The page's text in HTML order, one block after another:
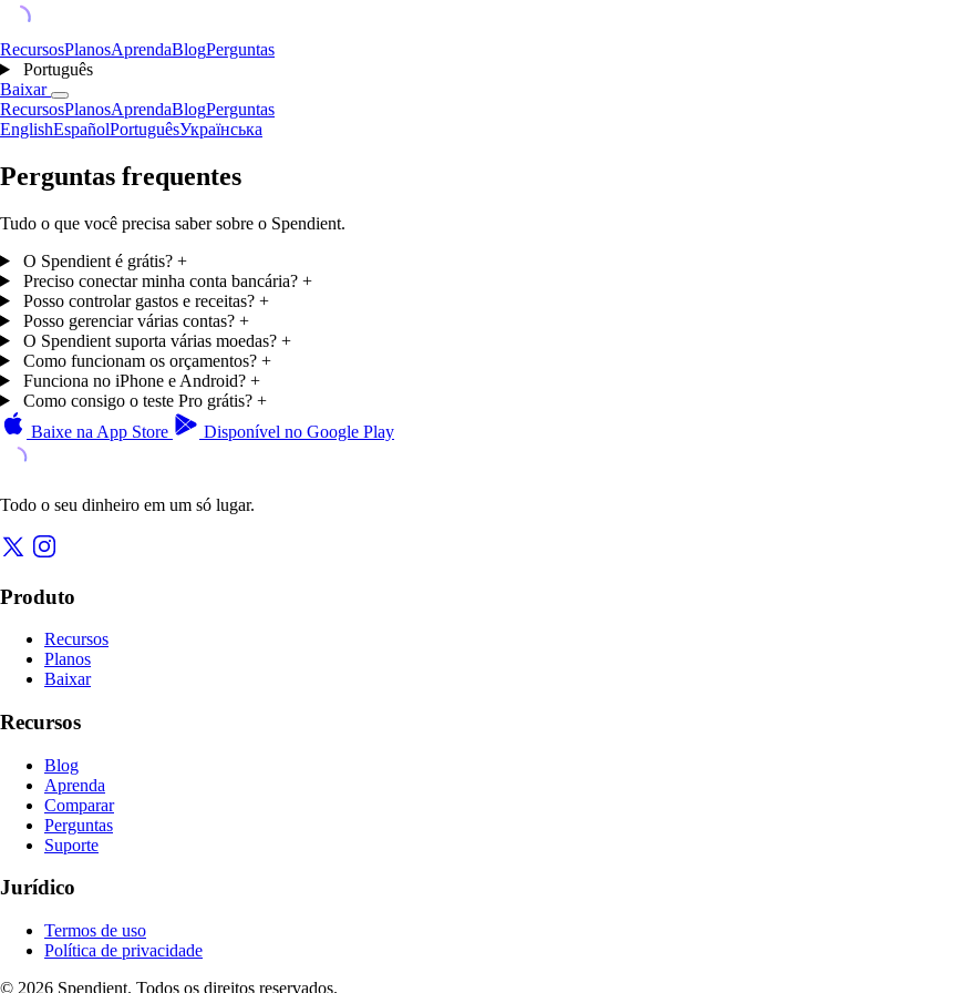
RecursosPlanosAprendaBlogPerguntas
Português
Baixar
RecursosPlanosAprendaBlogPerguntas
EnglishEspañolPortuguêsУкраїнська
Perguntas frequentes
Tudo o que você precisa saber sobre o Spendient.
O Spendient é grátis? +
Preciso conectar minha conta bancária? +
Posso controlar gastos e receitas? +
Posso gerenciar várias contas? +
O Spendient suporta várias moedas? +
Como funcionam os orçamentos? +
Funciona no iPhone e Android? +
Como consigo o teste Pro grátis? +
Baixe na App Store Disponível no Google Play
Todo o seu dinheiro em um só lugar.
Produto
Recursos
Planos
Baixar
Recursos
Blog
Aprenda
Comparar
Perguntas
Suporte
Jurídico
Termos de uso
Política de privacidade
© 2026 Spendient. Todos os direitos reservados.